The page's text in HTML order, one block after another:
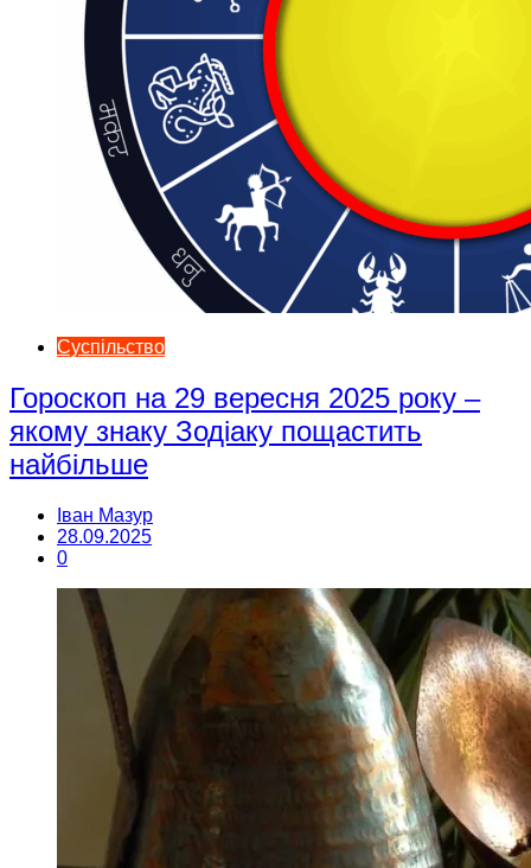
Суспільство
Гороскоп на 29 вересня 2025 року –
якому знаку Зодіаку пощастить
найбільше
Іван Мазур
28.09.2025
0